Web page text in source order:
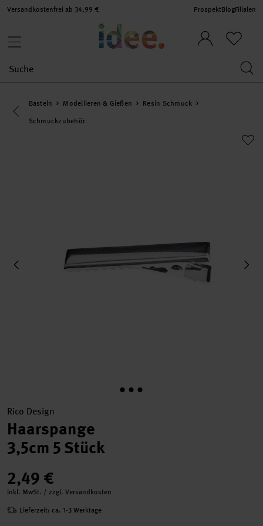
Versandkostenfrei ab 34,99 € ProspektBlogFilialen
Eine Kategorie zurück navigieren
Basteln Modellieren & Gießen
Resin Schmuck
Schmuckzubehör
Rico Design
Haarspange
3,5cm 5 Stück
2,49 €
inkl. MwSt. / zzgl. Versandkosten
Lieferzeit: ca. 1-3 Werktage